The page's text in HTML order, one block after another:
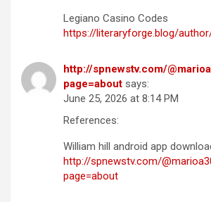
Legiano Casino Codes
https://literaryforge.blog/
http://spnewstv.com/
page=about says:
June 25, 2026 at 8:14 PM
References:
William hill android app
http://spnewstv.com/
page=about